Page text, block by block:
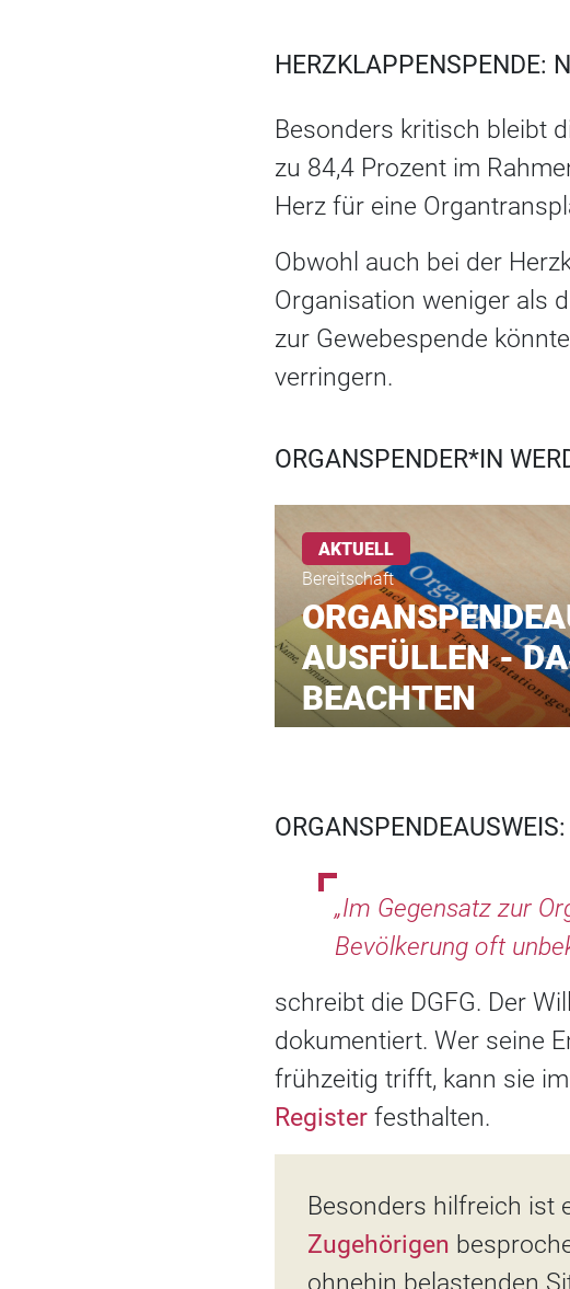
HERZKLAPPENSPENDE:
Besonders kritisch bleibt
zu 84,4 Prozent im
Herz für eine
Obwohl auch bei der
Organisation weniger als
zur Gewebespende
verringern.
ORGANSPENDER*IN
AKTUELL
Bereitschaft
AUSFÜLLEN -
BEACHTEN
„Im Gegensatz zur
Bevölkerung oft
schreibt die DGFG. Der
dokumentiert. Wer seine
frühzeitig trifft, kann sie
Register festhalten.
Besonders hilfreich ist
Zugehörigen